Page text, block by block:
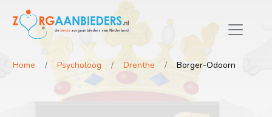
Home Psycholoog Drenthe Borger-Odoorn